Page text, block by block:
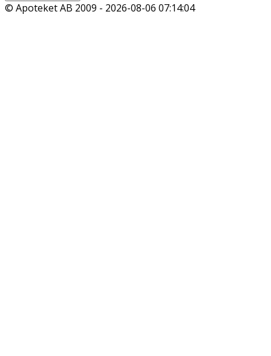
© Apoteket AB 2009 - 2026-08-06 07:14:04